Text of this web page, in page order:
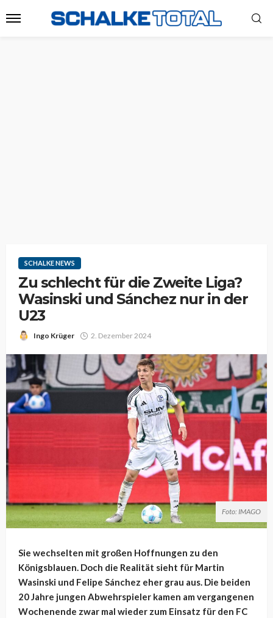
SCHALKE NEWS
Zu schlecht für die Zweite Liga?
Wasinski und Sánchez nur in der
U23
Ingo Krüger 2. Dezember 2024
Foto: IMAGO
Sie wechselten mit großen Hoffnungen zu den
Königsblauen. Doch die Realität sieht für Martin
Wasinski und Felipe Sánchez eher grau aus. Die beiden
20 Jahre jungen Abwehrspieler kamen am vergangenen
Wochenende zwar mal wieder zum Einsatz für den FC